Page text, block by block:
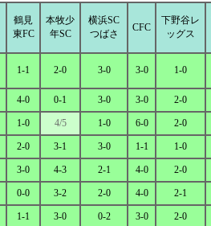
鶴見
東FC
本牧少
年SC
横浜SC
つばさ
CFC
下野谷レ
ッグス
1-1 2-0 3-0 3-0 1-0
4-0 0-1 3-0 3-0 2-0
1-0 4/5 1-0 6-0 2-0
2-0 3-1 3-0 1-1 1-0
3-0 4-3 2-1 4-0 2-0
0-0 3-2 2-0 4-0 2-1
1-1 3-0 0-2 3-0 2-0